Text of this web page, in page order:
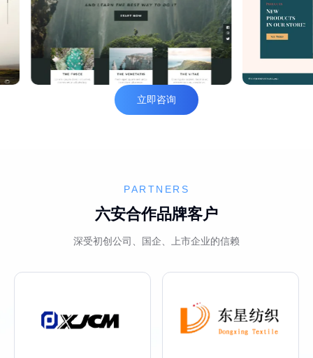
立即咨询
PARTNERS
六安合作品牌客户
深受初创公司、国企、上市企业的信赖